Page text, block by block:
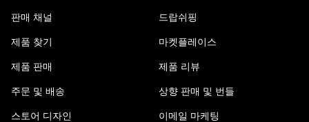
판매 채널
제품 찾기
제품 판매
주문 및 배송
스토어 디자인
드랍쉬핑
마켓플레이스
제품 리뷰
상향 판매 및 번들
이메일 마케팅